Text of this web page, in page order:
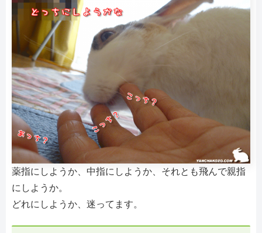
薬指にしようか、中指にしようか、それとも飛んで親指
にしようか。
どれにしようか、迷ってます。